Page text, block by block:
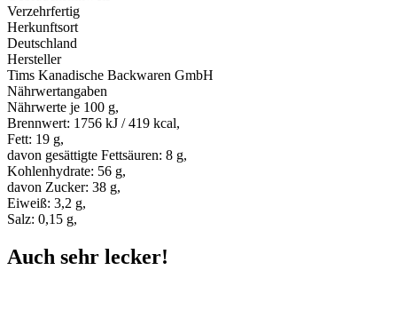
Verzehrfertig
Herkunftsort
Deutschland
Hersteller
Tims Kanadische Backwaren GmbH
Nährwertangaben
Nährwerte je 100 g,
Brennwert: 1756 kJ / 419 kcal,
Fett: 19 g,
davon gesättigte Fettsäuren: 8 g,
Kohlenhydrate: 56 g,
davon Zucker: 38 g,
Eiweiß: 3,2 g,
Salz: 0,15 g,
Auch sehr lecker!